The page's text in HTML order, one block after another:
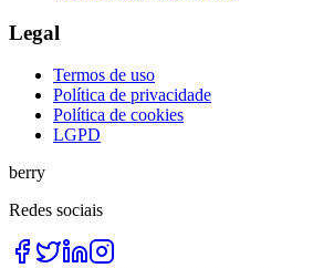
Legal
Termos de uso
Política de privacidade
Política de cookies
LGPD
berry
Redes sociais